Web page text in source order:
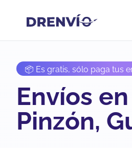
📦 Es gratis, sólo paga tus
Envíos
Pinzón,